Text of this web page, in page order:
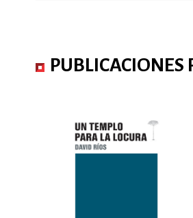
PUBLICACIONES